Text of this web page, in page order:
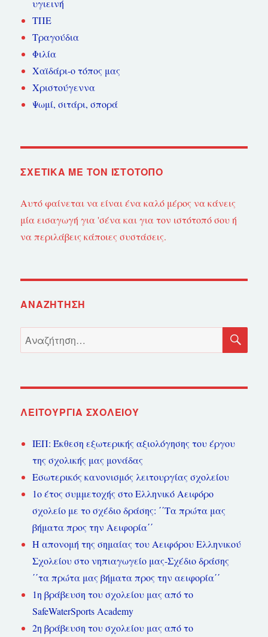
υγιεινή
ΤΠΕ
Τραγούδια
Φιλία
Χαϊδάρι-ο τόπος μας
Χριστούγεννα
Ψωμί, σιτάρι, σπορά
ΣΧΕΤΙΚΆ ΜΕ ΤΟΝ ΙΣΤΌΤΟΠΟ
Αυτό φαίνεται να είναι ένα καλό μέρος να κάνεις
μία εισαγωγή για 'σένα και για τον ιστότοπό σου ή
να περιλάβεις κάποιες συστάσεις.
ΑΝΑΖΉΤΗΣΗ
Αναζήτηση
για:
ΛΕΙΤΟΥΡΓΊΑ ΣΧΟΛΕΊΟΥ
ΙΕΠ: Έκθεση εξωτερικής αξιολόγησης του έργου
της σχολικής μας μονάδας
Εσωτερικός κανονισμός λειτουργίας σχολείου
1ο έτος συμμετοχής στο Ελληνικό Αειφόρο
σχολείο με το σχέδιο δράσης: ΄΄Τα πρώτα μας
βήματα προς την Αειφορία΄΄
Η απονομή της σημαίας του Αειφόρου Ελληνικού
Σχολείου στο νηπιαγωγείο μας-Σχέδιο δράσης
΄΄τα πρώτα μας βήματα προς την αειφορία΄΄
1η βράβευση του σχολείου μας από το
SafeWaterSports Academy
2η βράβευση του σχολείου μας από το